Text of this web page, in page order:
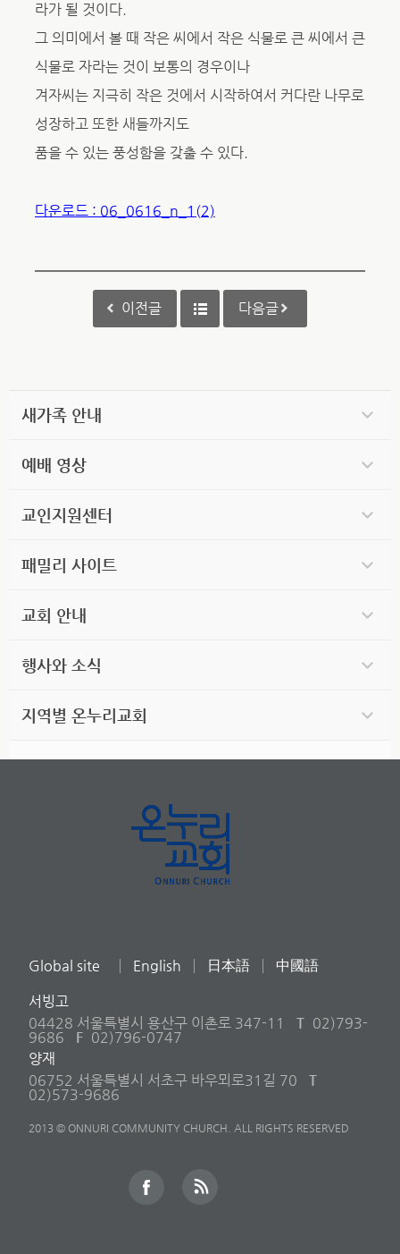
라가 될 것이다.
그 의미에서 볼 때 작은 씨에서 작은 식물로 큰 씨에서 큰
식물로 자라는 것이 보통의 경우이나
겨자씨는 지극히 작은 것에서 시작하여서 커다란 나무로
성장하고 또한 새들까지도
품을 수 있는 풍성함을 갖출 수 있다.
다운로드 : 06_0616_n_1(2)
이전글 다음글
새가족 안내
예배 영상
교인지원센터
패밀리 사이트
교회 안내
행사와 소식
지역별 온누리교회
Global site English 日本語 中國語
서빙고
04428 서울특별시 용산구 이촌로 347-11
T 02)793-
9686
F 02)796-0747
양재
06752 서울특별시 서초구 바우뫼로31길 70
T
02)573-9686
2013 © ONNURI COMMUNITY CHURCH. ALL RIGHTS RESERVED